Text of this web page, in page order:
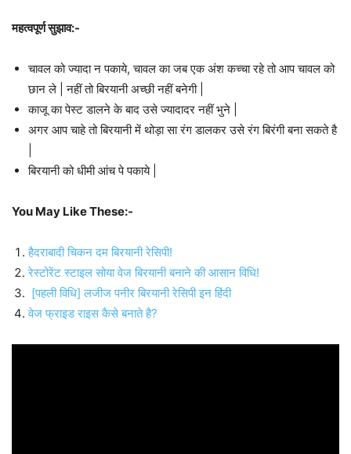
महत्वपूर्ण सुझाव:-
चावल को ज्यादा न पकाये, चावल का जब एक अंश कच्चा रहे तो आप चावल को
छान ले | नहीं तो बिरयानी अच्छी नहीं बनेगी |
काजू का पेस्ट डालने के बाद उसे ज्यादादर नहीं भुने |
अगर आप चाहे तो बिरयानी में थोड़ा सा रंग डालकर उसे रंग बिरंगी बना सकते है
बिरयानी को धीमी आंच पे पकाये |
You May Like These:-
हैदराबादी चिकन दम बिरयानी रेसिपी!
रेस्टोरेंट स्टाइल सोया वेज बिरयानी बनाने की आसान विधि!
[पहली विधि] लजीज पनीर बिरयानी रेसिपी इन हिंदी
वेज फ्राइड राइस कैसे बनाते है?